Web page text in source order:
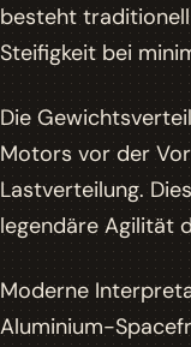
besteht
Steifigkeit bei
Die
Motors vor der
Lastverteilung.
legendäre Agilität
Moderne
Aluminium-